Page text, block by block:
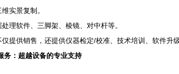
实景复制。
理软件、三脚架、棱镜、对中杆等。
仅提供销售，还提供仪器检定/校准、技术培训、软件升
务：超越设备的专业支持